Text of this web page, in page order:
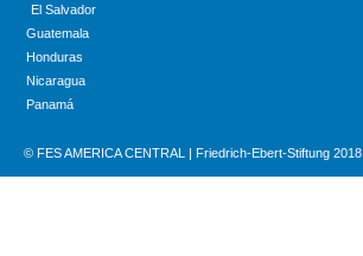
El Salvador
Guatemala
Honduras
Nicaragua
Panamá
© FES AMERICA CENTRAL | Friedrich-Ebert-Stiftung 2018